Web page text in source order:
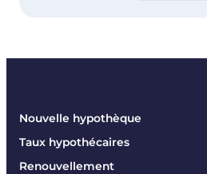
Nouvelle hypothèque
Taux hypothécaires
Renouvellement